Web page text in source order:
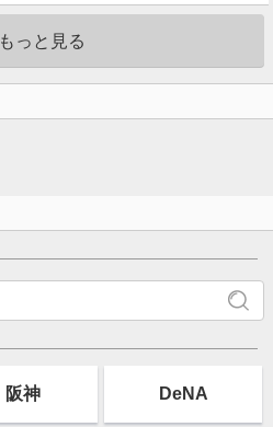
もっと見る
阪神 DeNA